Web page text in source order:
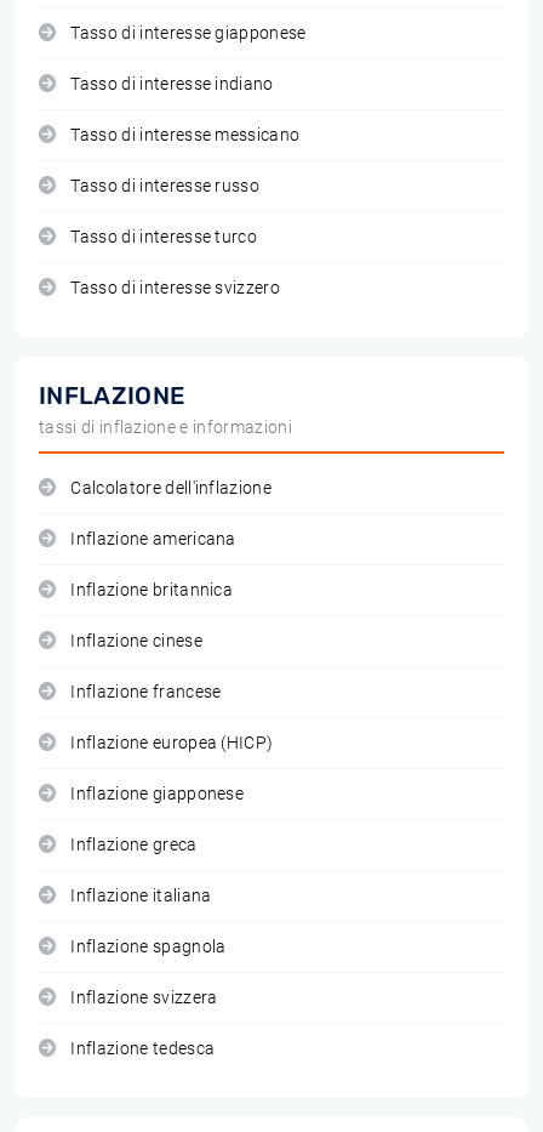
Tasso di interesse giapponese
Tasso di interesse indiano
Tasso di interesse messicano
Tasso di interesse russo
Tasso di interesse turco
Tasso di interesse svizzero
INFLAZIONE
tassi di inflazione e informazioni
Calcolatore dell'inflazione
Inflazione americana
Inflazione britannica
Inflazione cinese
Inflazione francese
Inflazione europea (HICP)
Inflazione giapponese
Inflazione greca
Inflazione italiana
Inflazione spagnola
Inflazione svizzera
Inflazione tedesca